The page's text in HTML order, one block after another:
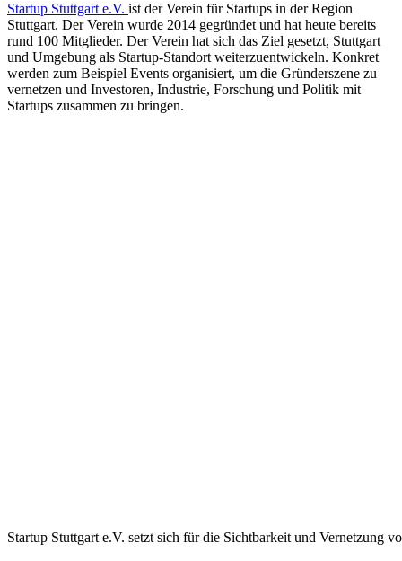
Startup Stuttgart e.V. ist der Verein für Startups in der Region
Stuttgart. Der Verein wurde 2014 gegründet und hat heute bereits
rund 100 Mitglieder. Der Verein hat sich das Ziel gesetzt, Stuttgart
und Umgebung als Startup-Standort weiterzuentwickeln. Konkret
werden zum Beispiel Events organisiert, um die Gründerszene zu
vernetzen und Investoren, Industrie, Forschung und Politik mit
Startups zusammen zu bringen.
Startup Stuttgart e.V. setzt sich für die Sichtbarkeit und Vernetzung